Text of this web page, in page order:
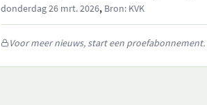
donderdag 26 mrt. 2026, Bron: KVK
Voor meer nieuws, start een proefabonnement.